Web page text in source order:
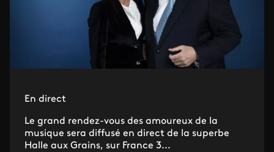
En direct
Le grand rendez-vous des amoureux de la
musique sera diffusé en direct de la superbe
Halle aux Grains, sur France 3...